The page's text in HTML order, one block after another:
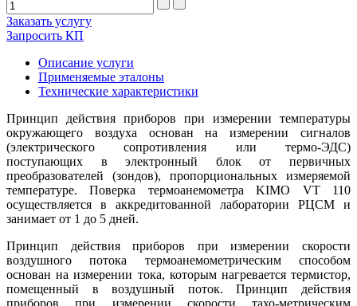
Заказать услугу
Запросить КП
Описание услуги
Применяемые эталоны
Технические характеристики
Принцип действия приборов при измерении температуры
окружающего воздуха основан на измерении сигналов
(электрического сопротивления или термо-ЭДС)
поступающих в электронный блок от первичных
преобразователей (зондов), пропорциональных измеряемой
температуре. Поверка термоанемометра KIMO VT 110
осуществляется в аккредитованной лаборатории РЦСМ и
занимает от 1 до 5 дней.
Принцип действия приборов при измерении скорости
воздушного потока термоанемометрическим способом
основан на измерении тока, которым нагревается термистор,
помещенный в воздушный поток. Принцип действия
приборов при измерении скорости тахо-метрическим